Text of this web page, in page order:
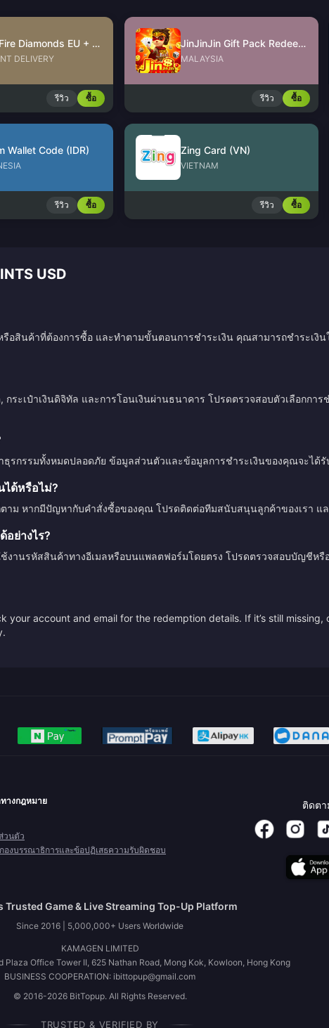
Free Fire Diamonds EU + TR
DELIVERY
รีวิว ซื้อ
JinJinJin Gift Pack Redeem Code
MALAYSIA
รีวิว ซื้อ
Wallet Code (IDR)
รีวิว ซื้อ
Zing Card (VN)
VIETNAM
รีวิว ซื้อ
USD
สินค้าที่ต้องการซื้อ และทำตามขั้นตอนการชำระเงิน คุณสามารถชำระเงิน
ระเป๋าเงินดิจิทัล และการโอนเงินผ่านธนาคาร โปรดตรวจสอบตัวเลือกกา
ธุรกรรมทั้งหมดปลอดภัย ข้อมูลส่วนตัวและข้อมูลการชำระเงินของคุณจะได้รั
ด้หรือไม่?
ตาม หากมีปัญหากับคำสั่งซื้อของคุณ โปรดติดต่อทีมสนับสนุนลูกค้าของเรา แ
อย่างไร?
งานรหัสสินค้าทางอีเมลหรือบนแพลตฟอร์มโดยตรง โปรดตรวจสอบบัญชีหรื
account and email for the redemption details. If it’s still
างกฎหมาย
วนตัว
องบรรณาธิการและข้อปฏิเสธความรับผิดชอบ
ติดตา
Trusted Game & Live Streaming Top-Up Platform
Since 2016 | 5,000,000+ Users Worldwide
KAMAGEN LIMITED
Plaza Office Tower II, 625 Nathan Road, Mong Kok, Kowloon, Hong Kong
BUSINESS COOPERATION: ibittopup@gmail.com
© 2016-2026 BitTopup. All Rights Reserved.
TRUSTED & VERIFIED BY